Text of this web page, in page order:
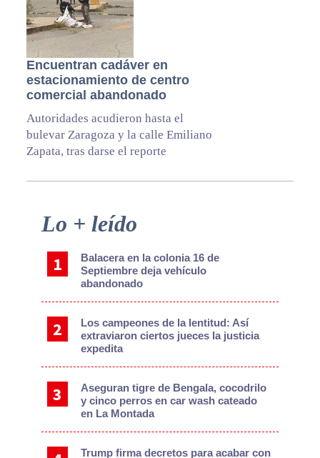
Encuentran cadáver en
estacionamiento de centro
comercial abandonado
Autoridades acudieron hasta el
bulevar Zaragoza y la calle Emiliano
Zapata, tras darse el reporte
Primary
Sidebar
Lo + leído
Balacera en la colonia 16 de
Septiembre deja vehículo
abandonado
Los campeones de la lentitud: Así
extraviaron ciertos jueces la justicia
expedita
Aseguran tigre de Bengala, cocodrilo
y cinco perros en car wash cateado
en La Montada
Trump firma decretos para acabar con